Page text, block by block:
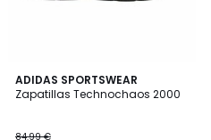
ADIDAS SPORTSWEAR
Zapatillas Technochaos 2000
84.99 €
4,8
/ 5
3
Colores